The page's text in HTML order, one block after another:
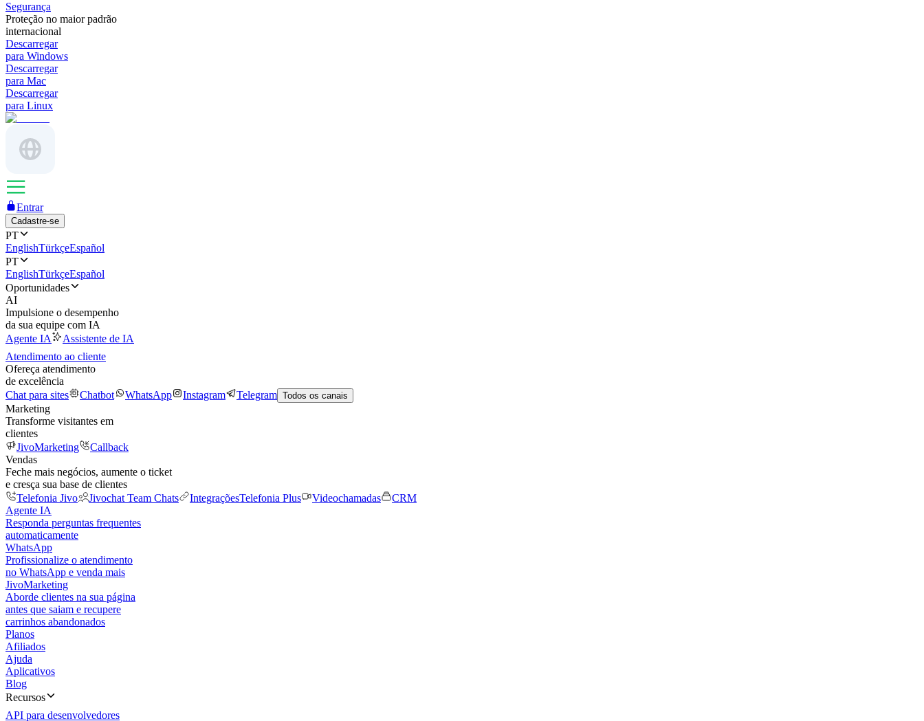
Segurança
Proteção no maior padrão
internacional
Descarregar
para Windows
Descarregar
para Mac
Descarregar
para Linux
Entrar
Cadastre-se
PT
EnglishTürkçeEspañol
PT
EnglishTürkçeEspañol
Oportunidades
AI
Impulsione o desempenho
da sua equipe com IA
Agente IA
Assistente de IA
Atendimento ao cliente
Ofereça atendimento
de excelência
Chat para sites
Chatbot WhatsApp Instagram Telegram Todos os canais
Marketing
Transforme visitantes em
clientes
JivoMarketing
Callback
Vendas
Feche mais negócios, aumente o ticket
e cresça sua base de clientes
Telefonia Jivo
Jivochat Team Chats IntegraçõesTelefonia Plus Videochamadas
CRM
Agente IA
Responda perguntas frequentes
automaticamente
WhatsApp
Profissionalize o atendimento
no WhatsApp e venda mais
JivoMarketing
Aborde clientes na sua página
antes que saiam e recupere
carrinhos abandonados
Planos
Afiliados
Ajuda
Aplicativos
Blog
Recursos
API para desenvolvedores